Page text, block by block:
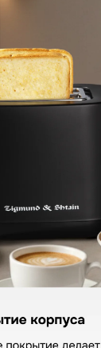
В ОДИН
короткую
заказ за
ST-92